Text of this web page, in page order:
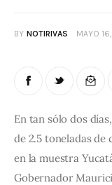
BY NOTIRIVAS MAYO
En tan sólo dos
de 2.5 toneladas
en la muestra
Gobernador